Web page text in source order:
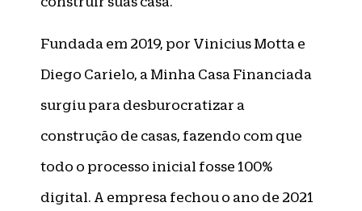
Fundada em 2019, por Vinicius Motta e
Diego Carielo, a Minha Casa Financiada
surgiu para desburocratizar a
construção de casas, fazendo com que
todo o processo inicial fosse 100%
digital. A empresa fechou o ano de 2021